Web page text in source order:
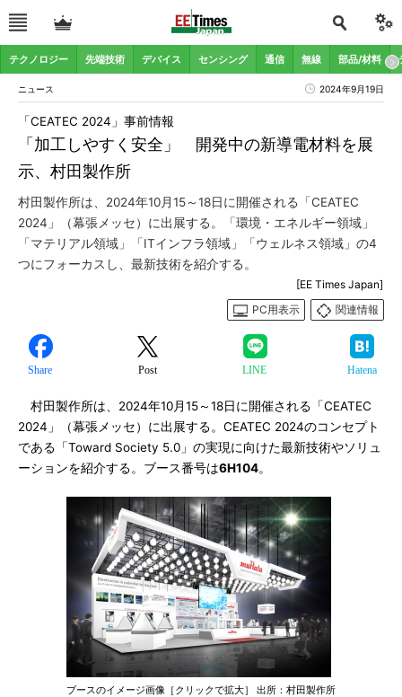
テクノロジー 先端技術 デバイス センシング 通信 無線 部品/材料
ニュース 2024年9月19日
「加工しやすく安全」 開発中の新導電材料を展
示、村田製作所
「CEATEC 2024」事前情報
村田製作所は、2024年10月15～18日に開催される「CEATEC
2024」（幕張メッセ）に出展する。「環境・エネルギー領域」
「マテリアル領域」「ITインフラ領域」「ウェルネス領域」の4
つにフォーカスし、最新技術を紹介する。
[EE Times Japan]
PC用表示
関連情報
Share Post LINE Hatena
村田製作所は、2024年10月15～18日に開催される「CEATEC
2024」（幕張メッセ）に出展する。CEATEC 2024のコンセプト
である「Toward Society 5.0」の実現に向けた最新技術やソリュ
ーションを紹介する。ブース番号は6H104。
ブースのイメージ画像［クリックで拡大］ 出所：村田製作所